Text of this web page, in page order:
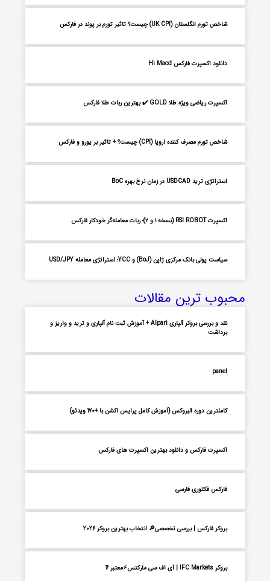
شاخص تورم انگلستان (UK CPI) چیست؟ تاثیر تورم بر پوند در فارکس
دانلود اکسپرت فارکس Hi Macd
اکسپرت ریاضی ویژه طلا GOLD ✔️ بهترین ربات طلا فارکس
شاخص تورم مصرف کننده اروپا (CPI) چیست؟ + تاثیر بر یورو و فارکس
استراتژی ترید USDCAD در زمان نرخ بهره BoC
اکسپرت RSI ROBOT (نسخه ۱ و ۲)؛ ربات معامله‌گر خودکار فارکس
سیاست پولی بانک مرکزی ژاپن (BoJ) و YCC؛ استراتژی معامله USD/JPY
محبوب ترین مقالات
نقد و بررسی بروکر آلپاری Alpari + آموزش ثبت نام آلپاری و ترید و واریز و
برداشت
panel
کاملترین دوره البروکس (آموزش کامل پرایس اکشن با +170 ویدئو)
اکسپرت فارکس و دانلود بهترین اکسپرت های فارکس
فارکس فکتوری فارسی
بروکر فارکس | بررسی تخصصی🔎 انتخاب بهترین بروکر 2026
بروکر IFC Markets | آی اف سی مارکتس⚡معتبر ❓